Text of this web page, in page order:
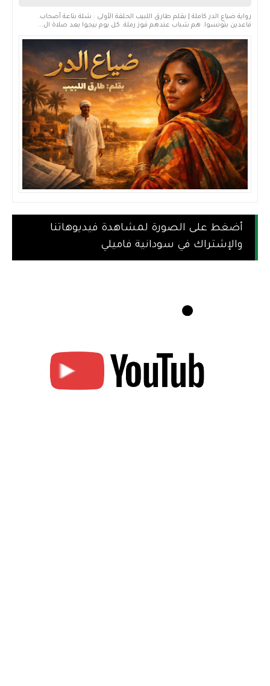
رواية ضياع الدر كاملة | بقلم طارق اللبيب الحلقة الأولى : شلة بتاعة أصحاب.
قاعدين بتونسوا. هم شباب عندهم قوز رملة. كل يوم بيجوا بعد صلاة ال...
أضغط على الصورة لمشاهدة فيديوهاتنا
والإشتراك في سودانية فاميلي